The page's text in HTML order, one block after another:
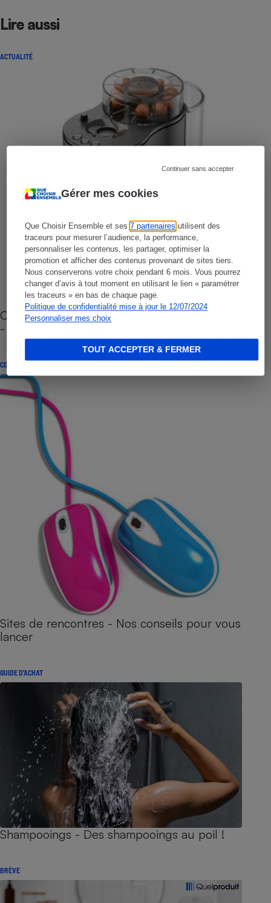
Gérer mes cookies
Que Choisir Ensemble et ses7 partenaires utilisent des
traceurs pour mesurer l’audience, la performance,
personnaliser les contenus, les partager, optimiser la
promotion et afficher des contenus provenant de sites tiers.
Nous conserverons votre choix pendant 6 mois. Vous pourrez
changer d’avis à tout moment en utilisant le lien « paramétrer
les traceurs » en bas de chaque page.
Politique de confidentialité mise à jour le 12/07/2024
Personnaliser mes choix
Continuer sans accepter
TOUT ACCEPTER & FERMER
Lire aussi
ACTUALITÉ
Cafetière à capsules zéro déchet CoffeeB (vidéo)
- Premières impressions
CONSEILS
Sites de rencontres - Nos conseils pour vous
lancer
GUIDE D'ACHAT
Shampooings - Des shampooings au poil !
BRÈVE